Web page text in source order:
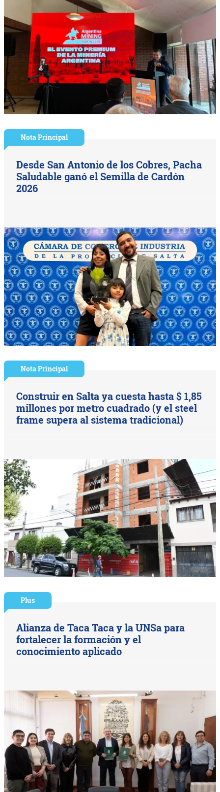
Nota Principal
Desde San Antonio de los Cobres, Pacha
Saludable ganó el Semilla de Cardón
2026
Nota Principal
Construir en Salta ya cuesta hasta $ 1,85
millones por metro cuadrado (y el steel
frame supera al sistema tradicional)
Plus
Alianza de Taca Taca y la UNSa para
fortalecer la formación y el
conocimiento aplicado